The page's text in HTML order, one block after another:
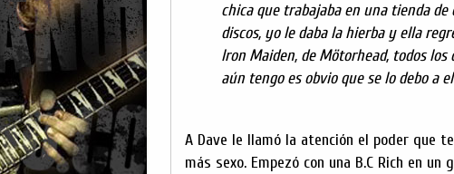
chica que trabajaba en una tienda de
discos, yo le daba la hierba y ella
Iron Maiden, de Mötorhead, todos
aún tengo es obvio que se lo debo a
A Dave le llamó la atención el poder que
más sexo. Empezó con una B.C Rich en